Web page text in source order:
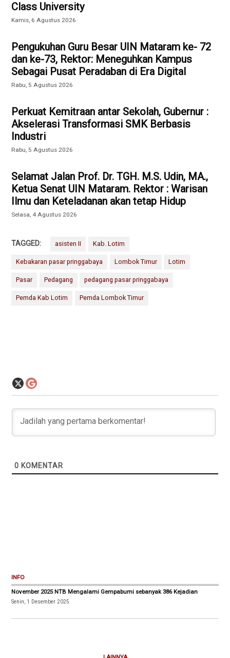
Class University
Kamis, 6 Agustus 2026
Pengukuhan Guru Besar UIN Mataram ke- 72
dan ke-73, Rektor: Meneguhkan Kampus
Sebagai Pusat Peradaban di Era Digital
Rabu, 5 Agustus 2026
Perkuat Kemitraan antar Sekolah, Gubernur :
Akselerasi Transformasi SMK Berbasis
Industri
Rabu, 5 Agustus 2026
Selamat Jalan Prof. Dr. TGH. M.S. Udin, MA.,
Ketua Senat UIN Mataram. Rektor : Warisan
Ilmu dan Keteladanan akan tetap Hidup
Selasa, 4 Agustus 2026
TAGGED: asisten II Kab. Lotim
Kebakaran pasar pringgabaya Lombok Timur Lotim
Pasar Pedagang pedagang pasar pringgabaya
Pemda Kab Lotim Pemda Lombok Timur
0 KOMENTAR
INFO
November 2025 NTB Mengalami Gempabumi sebanyak 386 Kejadian
Senin, 1 Desember 2025